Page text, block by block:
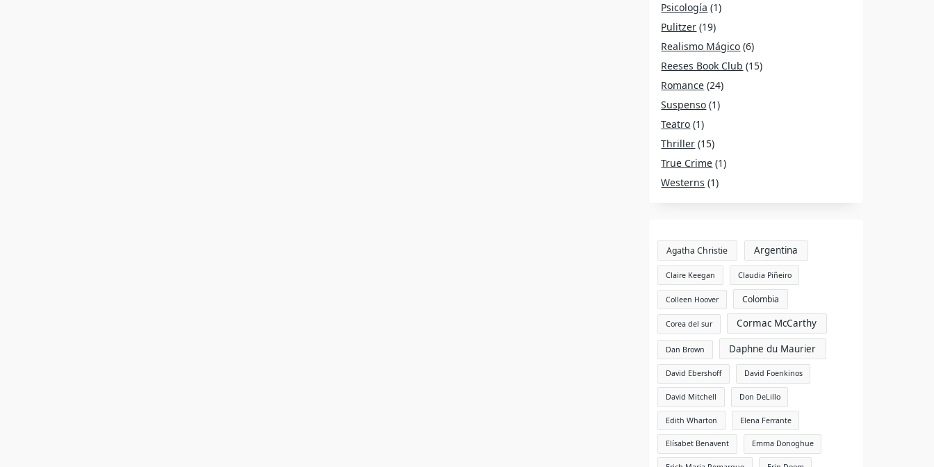
Psicología (1)
Pulitzer (19)
Realismo Mágico (6)
Reeses Book Club (15)
Romance (24)
Suspenso (1)
Teatro (1)
Thriller (15)
True Crime (1)
Westerns (1)
Agatha Christie Argentina
Claire Keegan Claudia Piñeiro
Colleen Hoover Colombia
Corea del sur Cormac McCarthy
Dan Brown Daphne du Maurier
David Ebershoff David Foenkinos
David Mitchell Don DeLillo
Edith Wharton Elena Ferrante
Elísabet Benavent Emma Donoghue